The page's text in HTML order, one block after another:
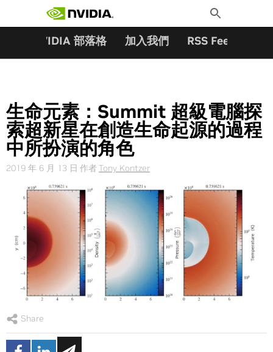
Toggle
Search
NVIDIA 部落格 加入我們 RSS Feeds
生命元素：Summit 超級電腦探
索超新星在創造生命起源的過程
中所扮演的角色
2019 年 6 月 13 日 作者Tony Kontzer
Share